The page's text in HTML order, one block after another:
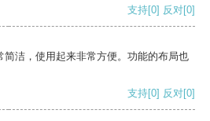
支持[0] 反对[0]
洁，使用起来非常方便。功能的布局也
支持[0] 反对[0]